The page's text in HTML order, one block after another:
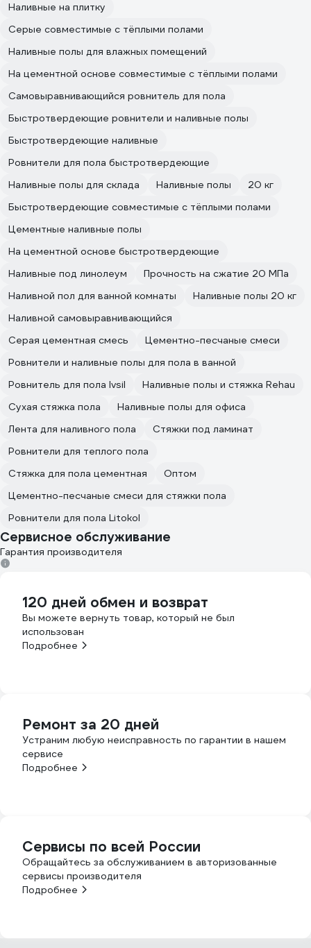
Наливные на плитку
Серые совместимые с тёплыми полами
Наливные полы для влажных помещений
На цементной основе совместимые с тёплыми полами
Самовыравнивающийся ровнитель для пола
Быстротвердеющие ровнители и наливные полы
Быстротвердеющие наливные
Ровнители для пола быстротвердеющие
Наливные полы для склада
Наливные полы
20 кг
Быстротвердеющие совместимые с тёплыми полами
Цементные наливные полы
На цементной основе быстротвердеющие
Наливные под линолеум
Прочность на сжатие 20 МПа
Наливной пол для ванной комнаты
Наливные полы 20 кг
Наливной самовыравнивающийся
Серая цементная смесь
Цементно-песчаные смеси
Ровнители и наливные полы для пола в ванной
Ровнитель для пола Ivsil
Наливные полы и стяжка Rehau
Сухая стяжка пола
Наливные полы для офиса
Лента для наливного пола
Стяжки под ламинат
Ровнители для теплого пола
Стяжка для пола цементная
Оптом
Цементно-песчаные смеси для стяжки пола
Ровнители для пола Litokol
Сервисное обслуживание
Гарантия производителя
120 дней обмен и возврат
Вы можете вернуть товар, который не был
использован
Подробнее
Ремонт за 20 дней
Устраним любую неисправность по гарантии в нашем
сервисе
Подробнее
Сервисы по всей России
Обращайтесь за обслуживанием в авторизованные
сервисы производителя
Подробнее